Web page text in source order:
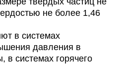
не более 1,46
в системах
давления в
в системах горячего